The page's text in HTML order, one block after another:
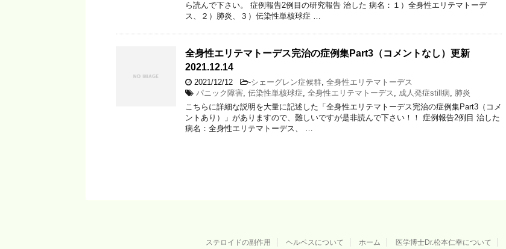
ら読んで下さい。 症例報告2例目の研究報告 治した 病名：１）全身性エリテマトーデ
ス、２）肺炎、３）伝染性単核球症 …
全身性エリテマトーデス完治の症例集Part3（コメントなし）更新
2021.12.14
2021/12/12 -シェーグレン症候群, 全身性エリテマトーデス
パニック障害, 伝染性単核球症, 全身性エリテマトーデス , 成人発症still病, 肺炎
こちらに詳細な説明を大量に記述した「全身性エリテマトーデス完治の症例集Part3（コメ
ントあり）」がありますので、難しいですが是非読んで下さい！！ 症例報告2例目 治した
病名：全身性エリテマトーデス、 …
ステロイドの副作用 ヘルペスについて ホーム 医学博士Dr.松本仁幸について